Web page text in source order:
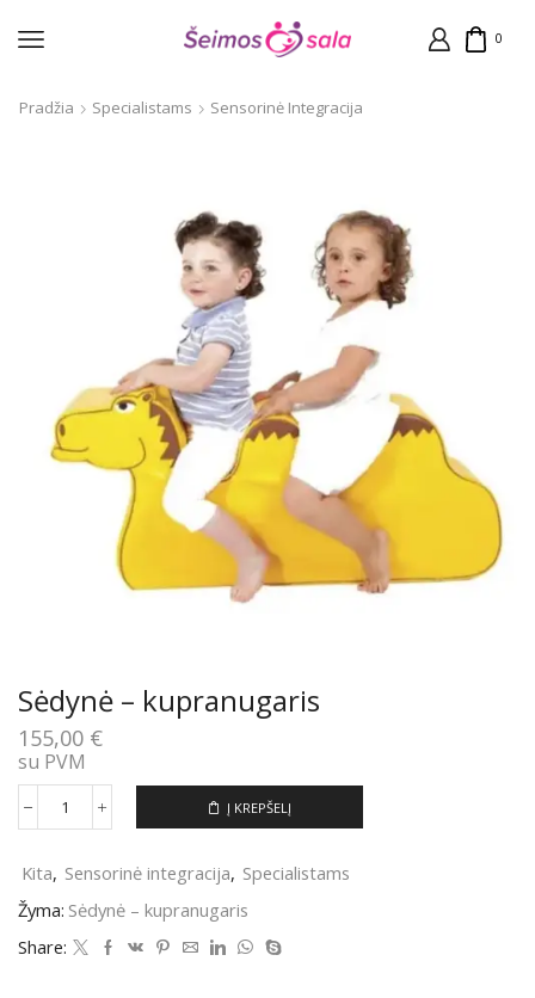
0
Pradžia Specialistams Sensorinė Integracija
Sėdynė – kupranugaris
155,00 €
su PVM
produkto
–
kupranugaris
Į KREPŠELĮ
Kita, Sensorinė integracija, Specialistams
Žyma: Sėdynė – kupranugaris
Share: